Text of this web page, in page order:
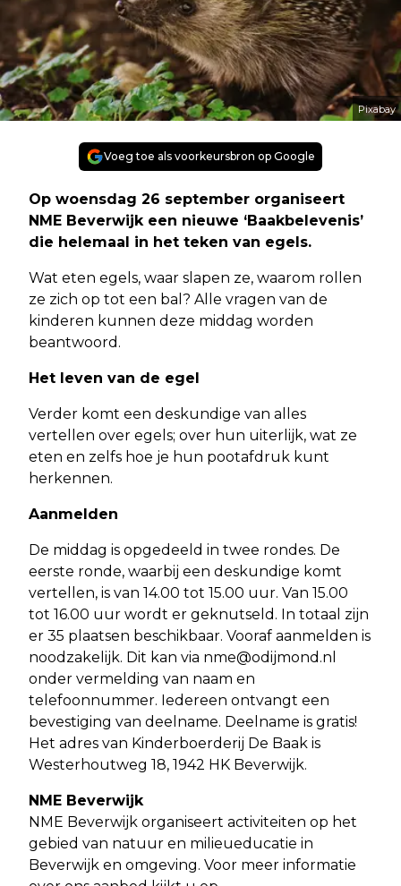
Pixabay
Voeg toe als voorkeursbron op Google
Op woensdag 26 september organiseert
NME Beverwijk een nieuwe ‘Baakbelevenis’
die helemaal in het teken van egels.
Wat eten egels, waar slapen ze, waarom rollen
ze zich op tot een bal? Alle vragen van de
kinderen kunnen deze middag worden
beantwoord.
Het leven van de egel
Verder komt een deskundige van alles
vertellen over egels; over hun uiterlijk, wat ze
eten en zelfs hoe je hun pootafdruk kunt
herkennen.
Aanmelden
De middag is opgedeeld in twee rondes. De
eerste ronde, waarbij een deskundige komt
vertellen, is van 14.00 tot 15.00 uur. Van 15.00
tot 16.00 uur wordt er geknutseld. In totaal zijn
er 35 plaatsen beschikbaar. Vooraf aanmelden is
noodzakelijk. Dit kan via nme@odijmond.nl
onder vermelding van naam en
telefoonnummer. Iedereen ontvangt een
bevestiging van deelname. Deelname is gratis!
Het adres van Kinderboerderij De Baak is
Westerhoutweg 18, 1942 HK Beverwijk.
NME Beverwijk
NME Beverwijk organiseert activiteiten op het
gebied van natuur en milieueducatie in
Beverwijk en omgeving. Voor meer informatie